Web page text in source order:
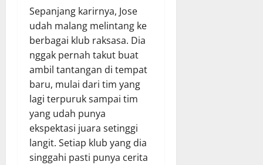
Sepanjang karirnya, Jose
udah malang melintang ke
berbagai klub raksasa. Dia
nggak pernah takut buat
ambil tantangan di tempat
baru, mulai dari tim yang
lagi terpuruk sampai tim
yang udah punya
ekspektasi juara setinggi
langit. Setiap klub yang dia
singgahi pasti punya cerita